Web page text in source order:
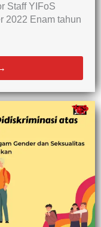
Staff YIFoS
2022 Enam tahun